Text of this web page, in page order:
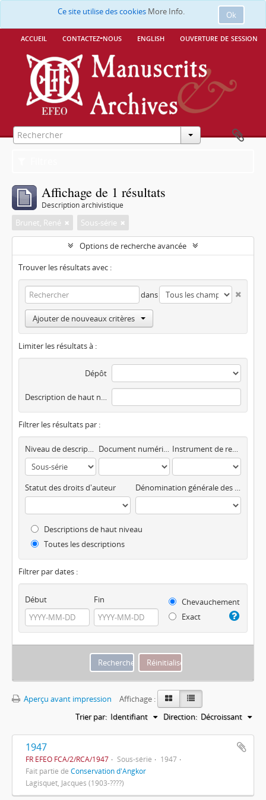
Ok
Ce site utilise des cookies More Info.
accueil contactez-nous english ouverture de session
Affichage de 1 résultats
Description archivistique
Brunet, René Sous-série
Options de recherche avancée
Trouver les résultats avec :
dans
Ajouter de nouveaux critères
Limiter les résultats à :
Dépôt
Description de haut niveau
Filtrer les résultats par :
Niveau de description Document numérisé disponible Instrument de recherche
Statut des droits d'auteur Dénomination générale des documents
Descriptions de haut niveau
Toutes les descriptions
Filtrer par dates :
Début Fin
Chevauchement
Exact
Aperçu avant impression
Affichage :
Trier par: Identifiant Direction: Décroissant
1947
FR EFEO FCA/2/RCA/1947 Sous-série
1947
Fait partie de Conservation d'Angkor
Lagisquet, Jacques (1903-????)